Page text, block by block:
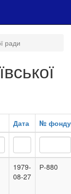
ради
Дата № фонду
1979-
08-27
Р-880